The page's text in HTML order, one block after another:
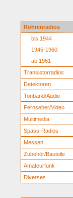
Röhrenradios
bis 1944
1945-1960
ab 1961
Transistorradios
Detektoren
Tonband/Audio
Fernseher/Video
Multimedia
Spass-Radios
Messen
Zubehör/Bauteile
Amateurfunk
Diverses